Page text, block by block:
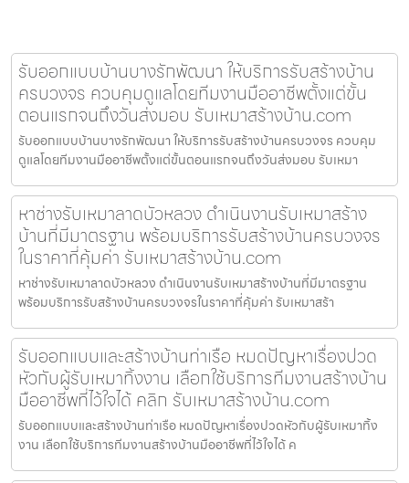
รับออกแบบบ้านบางรักพัฒนา ให้บริการรับสร้างบ้าน
ครบวงจร ควบคุมดูแลโดยทีมงานมืออาชีพตั้งแต่ขั้น
ตอนแรกจนถึงวันส่งมอบ รับเหมาสร้างบ้าน.com
รับออกแบบบ้านบางรักพัฒนา ให้บริการรับสร้างบ้านครบวงจร ควบคุม
ดูแลโดยทีมงานมืออาชีพตั้งแต่ขั้นตอนแรกจนถึงวันส่งมอบ รับเหมา
หาช่างรับเหมาลาดบัวหลวง ดำเนินงานรับเหมาสร้าง
บ้านที่มีมาตรฐาน พร้อมบริการรับสร้างบ้านครบวงจร
ในราคาที่คุ้มค่า รับเหมาสร้างบ้าน.com
หาช่างรับเหมาลาดบัวหลวง ดำเนินงานรับเหมาสร้างบ้านที่มีมาตรฐาน
พร้อมบริการรับสร้างบ้านครบวงจรในราคาที่คุ้มค่า รับเหมาสร้า
รับออกแบบและสร้างบ้านท่าเรือ หมดปัญหาเรื่องปวด
หัวกับผู้รับเหมาทิ้งงาน เลือกใช้บริการทีมงานสร้างบ้าน
มืออาชีพที่ไว้ใจได้ คลิก รับเหมาสร้างบ้าน.com
รับออกแบบและสร้างบ้านท่าเรือ หมดปัญหาเรื่องปวดหัวกับผู้รับเหมาทิ้ง
งาน เลือกใช้บริการทีมงานสร้างบ้านมืออาชีพที่ไว้ใจได้ ค